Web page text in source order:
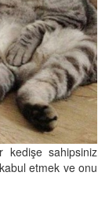
kedişe sahipsiniz
etmek ve onu